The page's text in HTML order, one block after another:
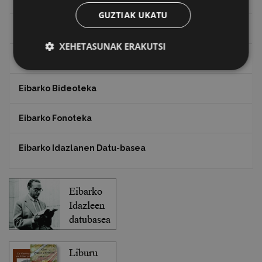
Txostenak eta dokumentuak
Eibarko Bideoteka
Eibarko Fonoteka
Eibarko Idazlanen Datu-basea
GUZTIAK UKATU
XEHETASUNAK ERAKUTSI